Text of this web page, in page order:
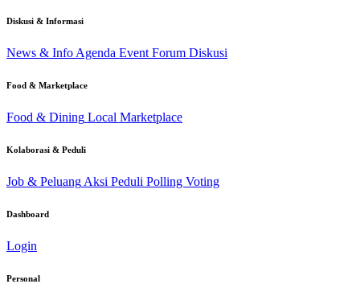
Diskusi & Informasi
News & Info Agenda Event Forum Diskusi
Food & Marketplace
Food & Dining Local Marketplace
Kolaborasi & Peduli
Job & Peluang Aksi Peduli Polling Voting
Dashboard
Login
Personal